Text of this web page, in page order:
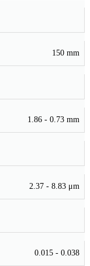
150 mm
1.86 - 0.73 mm
2.37 - 8.83 μm
0.015 - 0.038